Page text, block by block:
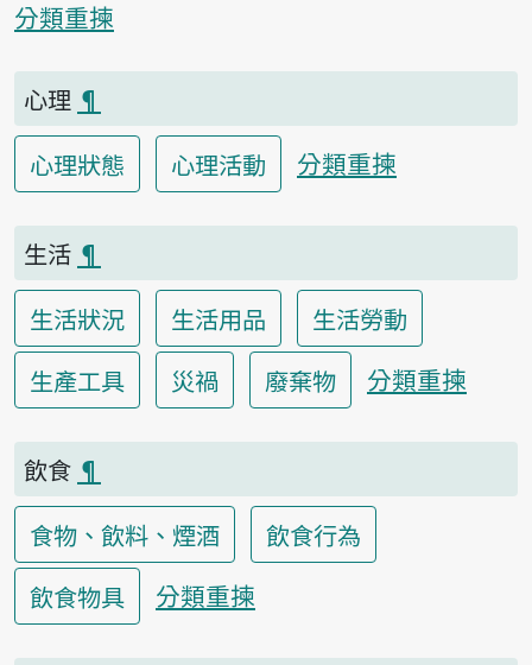
分類重揀
心理 ¶
心理狀態
心理活動 分類重揀
生活 ¶
生活狀況
生活用品
生活勞動
生產工具
災禍 廢棄物 分類重揀
飲食 ¶
食物、飲料、煙酒
飲食行為
飲食物具
分類重揀